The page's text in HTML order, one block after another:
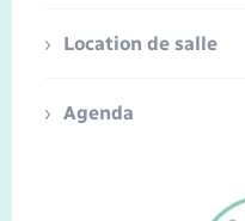
Location de salle
Agenda